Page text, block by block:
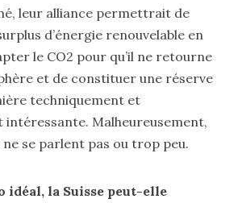
leur alliance permettrait de
d’énergie renouvelable en
le CO2 pour qu’il ne retourne
et de constituer une réserve
techniquement et
intéressante. Malheureusement,
ne se parlent pas ou trop peu.
idéal, la Suisse peut-elle